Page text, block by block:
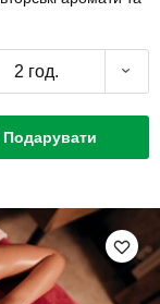
2 год.
Подарувати